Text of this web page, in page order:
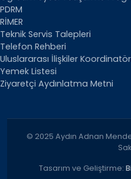
PDRM
RİMER
Teknik Servis Talepleri
Telefon Rehberi
Uluslararası İlişkiler
Yemek Listesi
Ziyaretçi Aydınlatma Metni
© 2025 Aydın Adnan
Tasarım ve Geliştirme: